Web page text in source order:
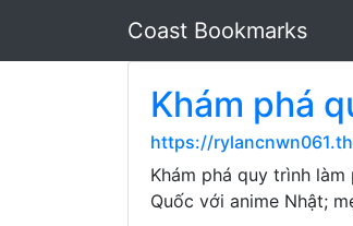
Coast Bookmarks
Khám phá
https://
Khám phá quy trình
Quốc với anime Nhật;